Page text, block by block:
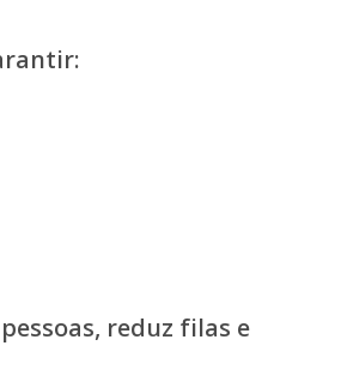
reduz filas e